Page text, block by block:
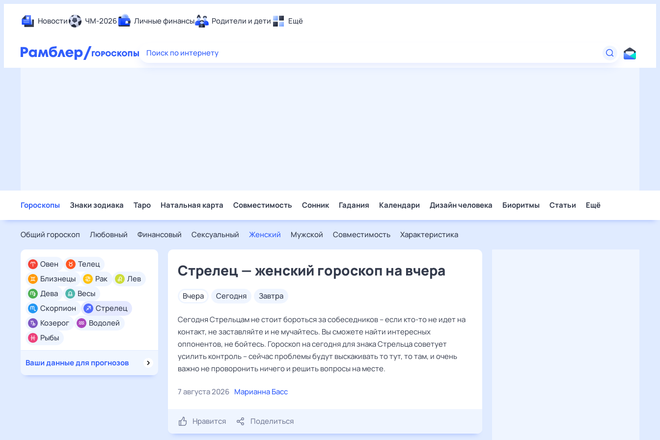
Новости ЧМ-2026 Личные финансы Родители и дети Ещё
Еда
Поиск по интернету
Гороскопы Знаки зодиака Таро Натальная карта Совместимость Сонник Гадания Календари Дизайн человека Биоритмы Статьи Ещё
Общий гороскоп Любовный Финансовый Сексуальный Женский Мужской Совместимость Характеристика
Овен
Телец
Близнецы
Рак
Лев
Дева
Весы
Скорпион
Стрелец
Козерог
Водолей
Рыбы
Ваши данные для прогнозов
Стрелец — женский гороскоп на вчера
вчера сегодня завтра
Сегодня Стрельцам не стоит бороться за собеседников – если кто-то не идет на
контакт, не заставляйте и не мучайтесь. Вы сможете найти интересных
оппонентов, не бойтесь. Гороскоп на сегодня для знака Стрельца советует
усилить контроль – сейчас проблемы будут выскакивать то тут, то там, и очень
важно не проворонить ничего и решить вопросы на месте.
7 августа 2026 Марианна Басс
Нравится Поделиться